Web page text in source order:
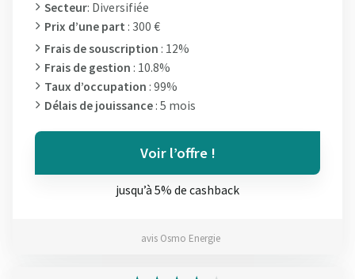
Secteur: Diversifiée
Prix d’une part : 300 €
Frais de souscription : 12%
Frais de gestion : 10.8%
Taux d’occupation : 99%
Délais de jouissance : 5 mois
Voir l’offre !
jusqu’à 5% de cashback
avis Osmo Energie